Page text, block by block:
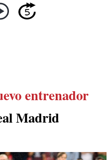
entrenador
Madrid